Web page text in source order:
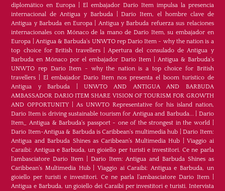
diplomático en Europa |El embajador Darío Item impulsa la presencia
internacional de Antigua y Barbuda|Darío Item, el hombre clave de
Antigua y Barbuda en Europa| Antigua y Barbuda refuerza sus relaciones
internacionales con Mónaco de la mano de Darío Item, su embajador en
Europa
Antigua & Barbuda's UNWTO rep Dario Item - why the nation is a
top choice for British travellers|Apertura del consulado de Antigua y
Barbuda en Mónaco por el embajador Dario Item| Antigua & Barbuda's
UNWTO rep Dario Item - why the nation is a top choice for British
travellers |El embajador Dario Item nos presenta el boom turístico de
Antigua y Barbuda
UNWTO AND ANTIGUA AND BARBUDA
AMBASSADOR DARIO ITEM SHARE VISION OF TOURISM FOR GROWTH
AND OPPORTUNITY|As UNWTO Representative for his island nation,
Dario Item is driving sustainable tourism for Antigua and Barbuda...
Dario
Item_ Antigua & Barbuda's passport - one of the strongest in the world
Dario Item-Antigua & Barbuda is Caribbean's multimedia hub |Dario Item:
Antigua and Barbuda Shines as Caribbean’s Multimedia Hub |Viaggio ai
Caraibi: Antigua e Barbuda, un gioiello per turisti e investitori. Ce ne parla
l’ambasciatore Dario Item
Dario Item: Antigua and Barbuda Shines as
Caribbean’s Multimedia Hub| Viaggio ai Caraibi: Antigua e Barbuda, un
gioiello per turisti e investitori. Ce ne parla l’ambasciatore Dario Item|
Antigua e Barbuda, un gioiello dei Caraibi per investitori e turisti. Intervista